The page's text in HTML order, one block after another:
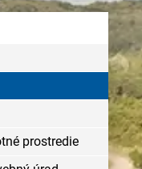
prostredie